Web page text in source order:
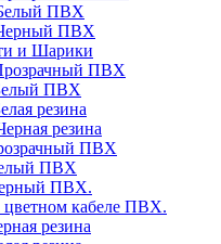
ПВХ
ПВХ
и Шарики
ПВХ
ПВХ
резина
резина
ПВХ
ПВХ
ПВХ.
кабеле ПВХ.
резина